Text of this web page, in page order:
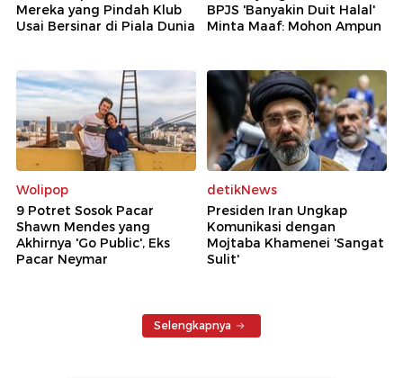
Mereka yang Pindah Klub
Usai Bersinar di Piala Dunia
BPJS 'Banyakin Duit Halal'
Minta Maaf: Mohon Ampun
Wolipop
9 Potret Sosok Pacar
Shawn Mendes yang
Akhirnya 'Go Public', Eks
Pacar Neymar
detikNews
Presiden Iran Ungkap
Komunikasi dengan
Mojtaba Khamenei 'Sangat
Sulit'
Selengkapnya